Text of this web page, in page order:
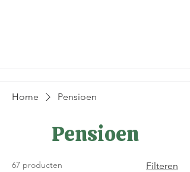
Home Pensioen
Pensioen
67 producten Filteren